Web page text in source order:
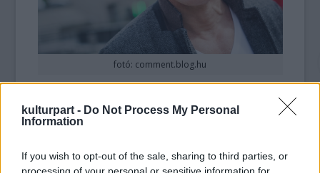
kulturpart - Do Not Process My Personal
Information
If you wish to opt-out of the sale, sharing to third parties, or
fotó: comment.blog.hu
szerint egy motor és egy kocsi ütközött
háromnegyed 1 körül, egyelőre ismeretlen